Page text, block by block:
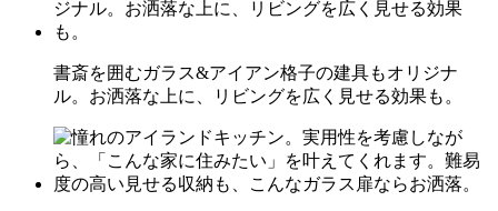
書斎を囲むガラス&アイアン格子の建具もオリジナ
ル。お洒落な上に、リビングを広く見せる効果も。